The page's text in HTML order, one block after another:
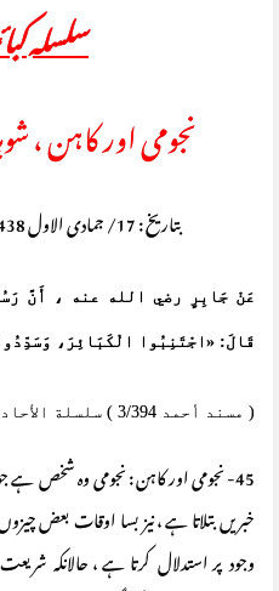
سلسلہ
نجومی اور کاہن ،
بتاریخ : 17/ جمادی الاول 1438 ھ، م 14، فروی 2017 م
عَنْ جَابِرٍ رضي الله عنه ، أَنَّ
قَالَ: «اجْتَنِبُوا الْكَبَائِرَ،
( مسند أحمد 3/394 ) سلسلة الأحاديث الصحيحة:885
45- نجومی اور کاہن : نجومی وہ شخص
خبریں بتلاتا ہے ، نیز بسا اوقات بعض
وجود پر استدلال کرتا ہے ، حالانکہ